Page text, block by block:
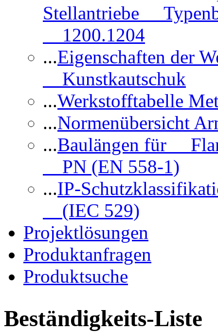
Stellantriebe
1200.1204
...Eigenschaften der
Kunstkautschuk
...Werkstofftabelle
...Normenübersicht
...Baulängen für
PN (EN 558-1)
...IP-
(IEC 529)
Projektlösungen
Produktanfragen
Produktsuche
Beständigkeits-Liste